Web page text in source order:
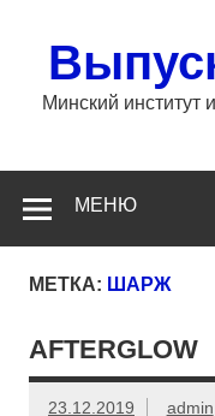
содержимому
Минский
МЕНЮ
МЕТКА: ШАРЖ
AFTERGLOW
23.12.2019 admin